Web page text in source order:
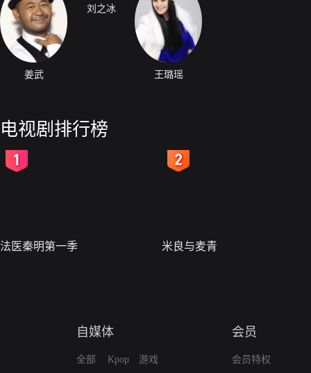
姜武
刘之冰
王璐瑶
电视剧排行榜
法医秦明第一季 米良与麦青
自媒体
全部
Kpop
游戏
会员
会员特权